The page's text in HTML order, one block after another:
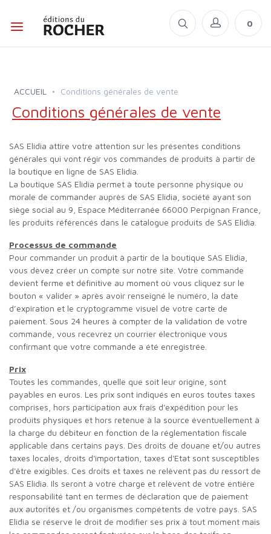
0
ACCUEIL Conditions générales de vente
Conditions générales de vente
SAS Elidia attire votre attention sur les présentes conditions
générales qui vont régir vos commandes de produits à partir de
la boutique en ligne de SAS Elidia.
La boutique SAS Elidia permet à toute personne physique ou
morale de commander auprès de SAS Elidia, société ayant son
siège social au 9, Espace Méditerranée 66000 Perpignan France,
les produits référencés dans le catalogue produits de SAS Elidia.
Processus de commande
Pour commander un produit à partir de la boutique SAS Elidia,
vous devez créer un compte sur notre site. Votre commande
devient ferme et définitive au moment où vous cliquez sur le
bouton « valider » après avoir renseigné le numéro, la date
d’expiration et le cryptogramme visuel de votre carte de
paiement. Sous 24 heures à compter de la validation de votre
commande, vous recevrez un courrier électronique vous
confirmant que votre commande a été enregistrée.
Prix
Toutes les commandes, quelle que soit leur origine, sont
payables en euros. Les prix sont indiqués en euros toutes taxes
comprises, hors participation aux frais d'expédition pour les
produits physiques et hors retenue à la source éventuellement à
la charge du débiteur en fonction de la réglementation fiscale
applicable dans certains pays. Des droits de douane et/ou autres
taxes locales, droits d'importation, taxes d'Etat sont susceptibles
d'être exigibles. Ces droits et taxes ne relèvent pas du ressort de
SAS Elidia. Ils seront à votre charge et relèvent de votre entière
responsabilité tant en termes de déclaration que de paiement
aux autorités et /ou organismes compétents de votre pays. SAS
Elidia se réserve le droit de modifier ses prix à tout moment mais